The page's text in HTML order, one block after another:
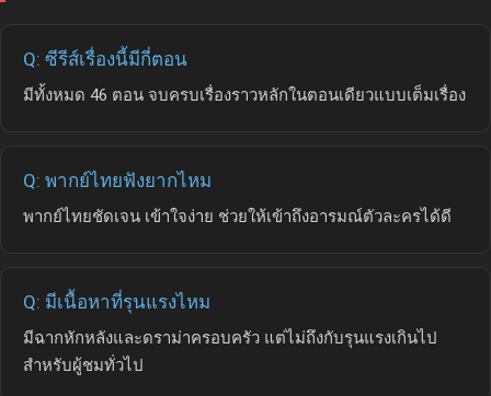
Q: ซีรีส์เรื่องนี้มีกี่ตอน
มีทั้งหมด 46 ตอน จบครบเรื่องราวหลักในตอนเดียวแบบเต็มเรื่อง
Q: พากย์ไทยฟังยากไหม
พากย์ไทยชัดเจน เข้าใจง่าย ช่วยให้เข้าถึงอารมณ์ตัวละครได้ดี
Q: มีเนื้อหาที่รุนแรงไหม
มีฉากหักหลังและดราม่าครอบครัว แต่ไม่ถึงกับรุนแรงเกินไป
สำหรับผู้ชมทั่วไป